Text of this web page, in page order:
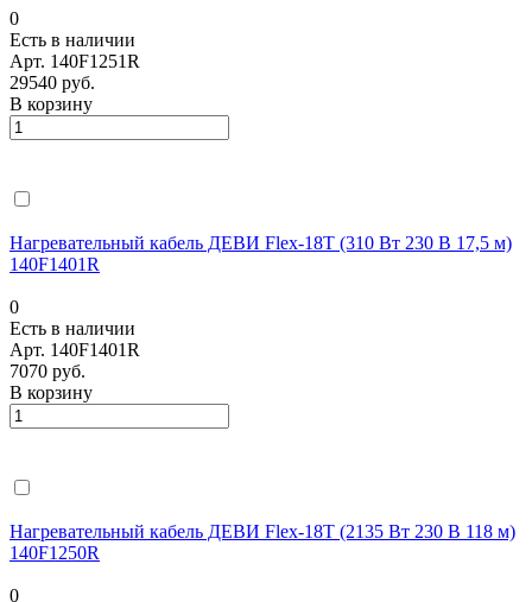
0
Есть в наличии
Арт. 140F1251R
29540 руб.
В корзину
Нагревательный кабель ДЕВИ Flex-18T (310 Вт 230 В 17,5 м)
140F1401R
0
Есть в наличии
Арт. 140F1401R
7070 руб.
В корзину
Нагревательный кабель ДЕВИ Flex-18T (2135 Вт 230 В 118 м)
140F1250R
0